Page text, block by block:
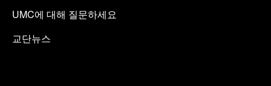
UMC에 대해 질문하세요
교단뉴스